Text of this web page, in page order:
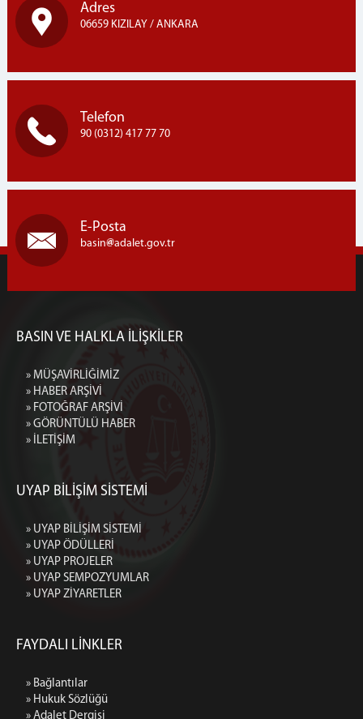
Adres
06659 KIZILAY / ANKARA
Telefon
90 (0312) 417 77 70
E-Posta
basin adalet.gov.tr
BASIN VE HALKLA İLİŞKİLER
» MÜŞAVİRLİĞİMİZ
» HABER ARŞİVİ
» FOTOĞRAF ARŞİVİ
» GÖRÜNTÜLÜ HABER
» İLETİŞİM
UYAP BİLİŞİM SİSTEMİ
» UYAP BİLİŞİM SİSTEMİ
» UYAP ÖDÜLLERİ
» UYAP PROJELER
» UYAP SEMPOZYUMLAR
» UYAP ZİYARETLER
FAYDALI LİNKLER
» Bağlantılar
» Hukuk Sözlüğü
» Adalet Dergisi